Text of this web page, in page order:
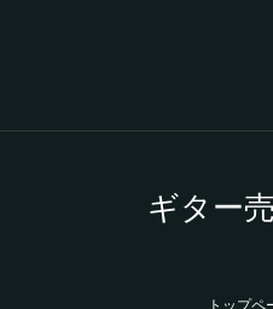
ギター
トップペ